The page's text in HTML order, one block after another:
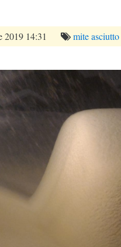
14:31 miteasciutto